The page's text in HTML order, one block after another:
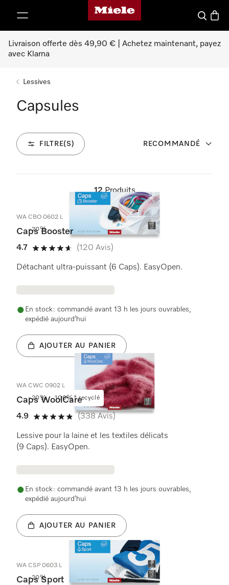
Page d'accueil Miele
Search
Livraison offerte dès 49,90 € | Achetez maintenant, payez
avec Klarna
Lessives
Capsules
FILTRE(S) RECOMMANDÉ
12 Produits
-20%
WA CBO 0602 L
Caps Booster
4.7
4.7 étoiles sur 5
(120 Avis)
Détachant ultra-puissant (6 Caps). EasyOpen.
En stock : commandé avant 13 h les jours ouvrables,
expédié aujourd’hui
AJOUTER AU PANIER
-20% 100%* recyclé
WA CWC 0902 L
Caps WoolCare
4.9
4.9 étoiles sur 5
(338 Avis)
Lessive pour la laine et les textiles délicats
(9 Caps). EasyOpen.
En stock : commandé avant 13 h les jours ouvrables,
expédié aujourd’hui
AJOUTER AU PANIER
-20%
WA CSP 0603 L
Caps Sport